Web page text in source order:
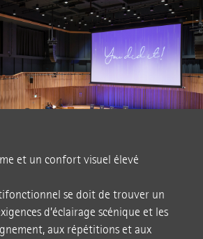
et un confort visuel élevé
se doit de trouver un
d’éclairage scénique et les
aux répétitions et aux